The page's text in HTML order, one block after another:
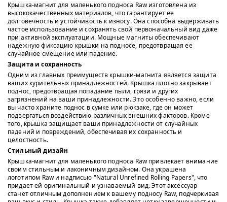
Крышка-магнит для маленького подноса Raw изготовлена из
высококачественных материалов, что гарантирует ее
долговечность и устойчивость к износу. Она способна выдерживать
частое использование и сохранять свой первоначальный вид даже
при активной эксплуатации. Мощные магниты обеспечивают
надежную фиксацию крышки на подносе, предотвращая ее
случайное смещение или падение.
Защита и сохранность
Одним из главных преимуществ крышки-магнита является защита
ваших курительных принадлежностей. Крышка плотно закрывает
поднос, предотвращая попадание пыли, грязи и других
загрязнений на ваши принадлежности. Это особенно важно, если
вы часто храните поднос в сумке или рюкзаке, где он может
подвергаться воздействию различных внешних факторов. Кроме
того, крышка защищает ваши принадлежности от случайных
падений и повреждений, обеспечивая их сохранность и
целостность.
Стильный дизайн
Крышка-магнит для маленького подноса Raw привлекает внимание
своим стильным и лаконичным дизайном. Она украшена
логотипом Raw и надписью "Natural Unrefined Rolling Papers", что
придает ей оригинальный и узнаваемый вид. Этот аксессуар
станет отличным дополнением к вашему подносу Raw, подчеркивая